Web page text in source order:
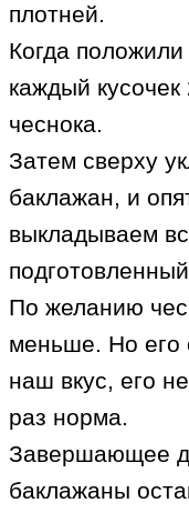
плотней.
Когда
каждый
чеснока.
Затем сверху
баклажан, и
выкладываем
По желанию
меньше. Но его
наш вкус, его
раз норма.
Завершающее
баклажаны